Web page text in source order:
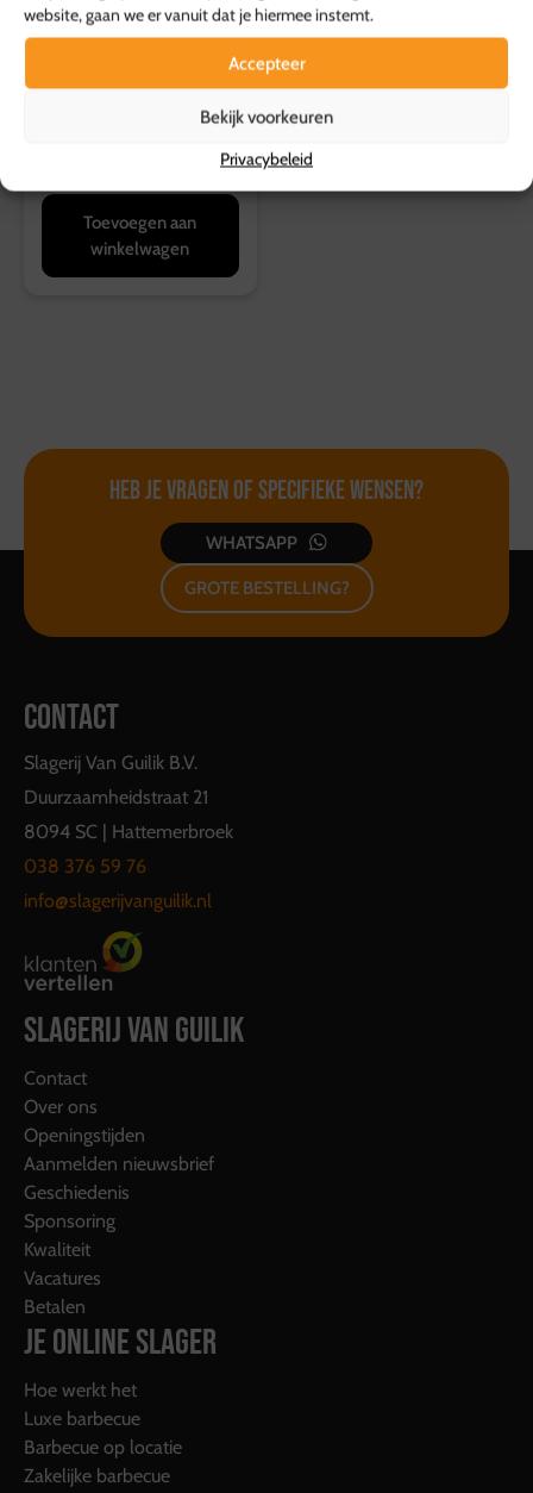
website, gaan we er vanuit dat je hiermee instemt.
Accepteer
Bekijk voorkeuren
Privacybeleid
Drankenpakket
Totaal incl. Speciaal
Toevoegen aan
winkelwagen
Heb je vragen ofspecifieke wensen?
WHATSAPP
GROTE BESTELLING?
CONTACT
Slagerij Van Guilik B.V.
Duurzaamheidstraat 21
8094 SC | Hattemerbroek
038 376 59 76
info@slagerijvanguilik.nl
SLAGERIJ VAN GUILIK
Contact
Over ons
Openingstijden
Aanmelden nieuwsbrief
Geschiedenis
Sponsoring
Kwaliteit
Vacatures
Betalen
JE ONLINE SLAGER
Hoe werkt het
Luxe barbecue
Barbecue op locatie
Zakelijke barbecue